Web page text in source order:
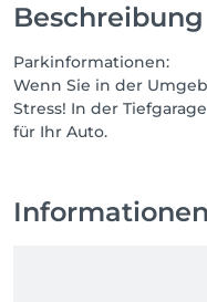
Beschreibung
Parkinformationen:
Wenn Sie in der
Stress! In der
für Ihr Auto.
Informationen